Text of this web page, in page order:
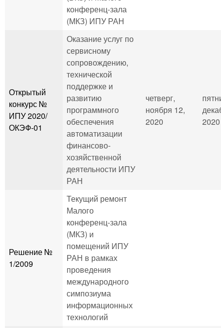
конференц-зала
(МКЗ) ИПУ РАН
Открытый
конкурс №
ИПУ 2020/
ОКЭФ-01
Оказание услуг по
сервисному
сопровождению,
технической
поддержке и
развитию
программного
обеспечения
автоматизации
финансово-
хозяйственной
деятельности ИПУ
РАН
четверг,
ноября 12,
2020
Решение №
1/2009
Текущий ремонт
Малого
конференц-зала
(МКЗ) и
помещений ИПУ
РАН в рамках
проведения
международного
симпозиума
информационных
технологий